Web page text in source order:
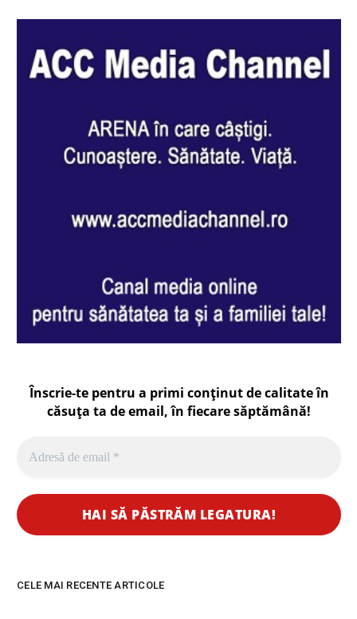
Înscrie-te pentru a primi conținut de calitate în
căsuța ta de email, în fiecaresăptămână!
CELE MAI RECENTE ARTICOLE